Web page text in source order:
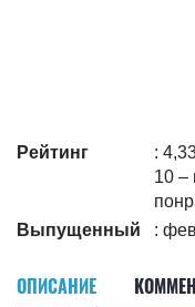
Рейтинг
:
10 –
Выпущенный
:
ОПИСАНИЕ